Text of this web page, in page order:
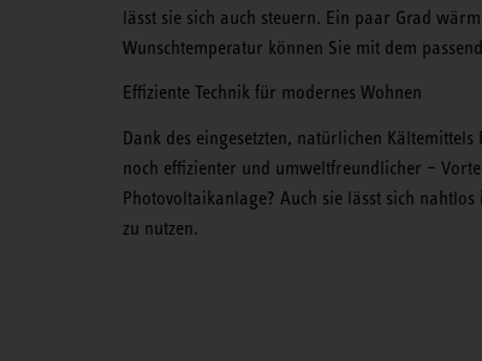
lässt sie sich auch steuern. Ein paar Grad
Wunschtemperatur können Sie mit dem
Effiziente Technik für modernes Wohnen
Dank des eingesetzten, natürlichen
noch effizienter und umweltfreundlicher –
Photovoltaikanlage? Auch sie lässt sich
zu nutzen.